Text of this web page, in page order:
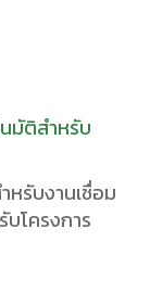
มัติสำหรับ
รับงานเชื่อม
บโครงการ